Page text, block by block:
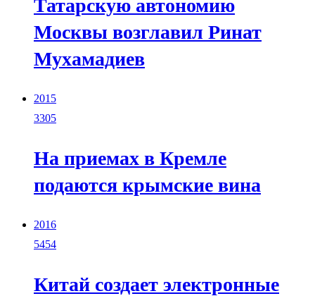
Татарскую автономию
Москвы возглавил Ринат
Мухамадиев
2015
3305
На приемах в Кремле
подаются крымские вина
2016
5454
Китай создает электронные